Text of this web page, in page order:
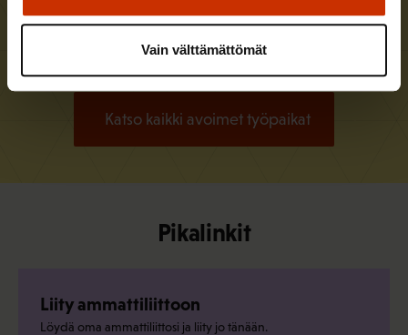
Vain välttämättömät
Lisätietoja
Katso kaikki avoimet työpaikat
Pikalinkit
Liity ammattiliittoon
Löydä oma ammattiliittosi ja liity jo tänään.